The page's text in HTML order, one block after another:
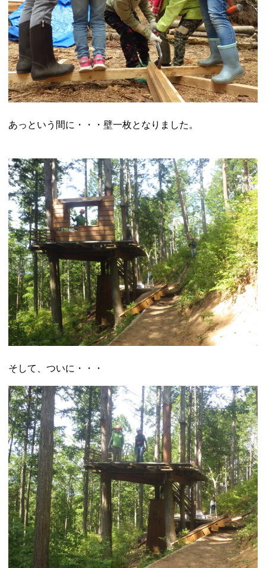
あっという間に・・・壁一枚となりました。
そして、ついに・・・